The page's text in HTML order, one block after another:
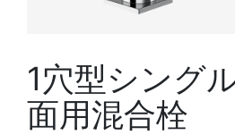
1穴型シング
面用混合栓